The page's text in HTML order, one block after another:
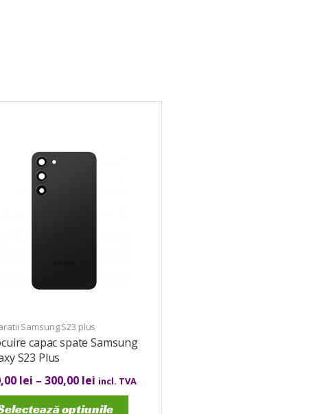
Samsung S23 plus
capac spate Samsung
S23 Plus
lei – 300,00 lei incl. TVA
opțiunile